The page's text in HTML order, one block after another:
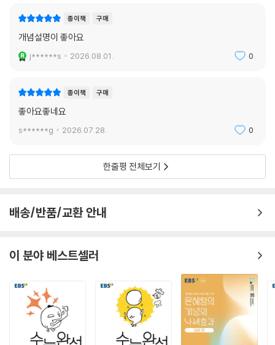
종이책 구매
개념설명이 좋아요
j******s 2026.08.01. 0
종이책 구매
좋아요좋네요
s******g 2026.07.28. 0
한줄평 전체보기
배송/반품/교환 안내
이 분야 베스트셀러